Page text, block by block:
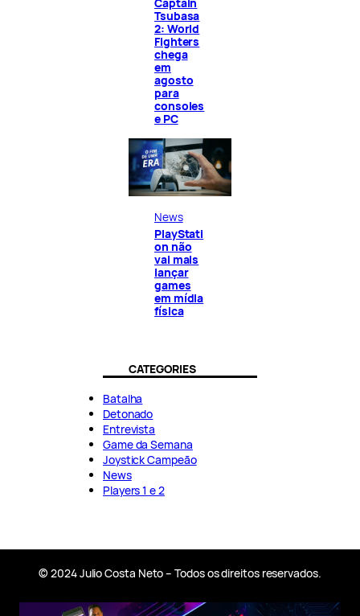
Tsubasa
2: World
Fighters
chega
em
agosto
para
consoles
e PC
News
PlayStati
on não
vai mais
lançar
games
em mídia
física
CATEGORIES
Batalha
Detonado
Entrevista
Game da Semana
Joystick Campeão
News
Players 1 e 2
© 2024 Julio Costa Neto – Todos os direitos reservados.